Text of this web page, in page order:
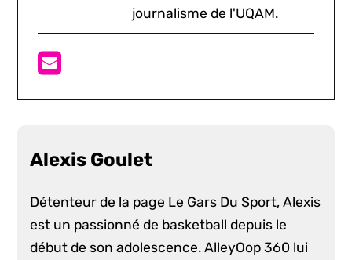
journalisme de l'UQAM.
Alexis Goulet
Détenteur de la page Le Gars Du Sport, Alexis
est un passionné de basketball depuis le
début de son adolescence. AlleyOop 360 lui